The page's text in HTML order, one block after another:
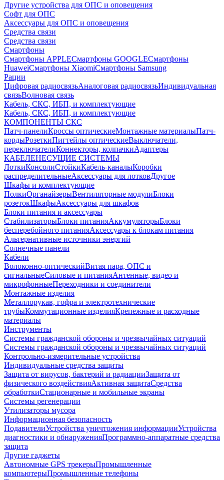
Другие устройства для ОПС и оповещения
Софт для ОПС
Аксессуары для ОПС и оповещения
Средства связи
Средства связи
Смартфоны
Смартфоны APPLEСмартфоны GOOGLEСмартфоны
HuaweiСмартфоны XiaomiСмартфоны Samsung
Рации
Цифровая радиосвязьАналоговая радиосвязьИндивидуальная
связьВолновая связь
Кабель, СКС, ИБП, и комплектующие
Кабель, СКС, ИБП, и комплектующие
КОМПОНЕНТЫ СКС
Патч-панелиКроссы оптическиеМонтажные материалыПатч-
кордыРозеткиПигтейлы оптическиеВыключатели,
переключателиКоннекторы, колпачкиАдаптеры
КАБЕЛЕНЕСУЩИЕ СИСТЕМЫ
ЛоткиКонсолиСтойкиКабель-каналыКоробки
распределительныеАксессуары для лотковДругое
Шкафы и комплектующие
ПолкиОрганайзерыВентиляторные модулиБлоки
розетокШкафыАксессуары для шкафов
Блоки питания и аксессуары
СтабилизаторыБлоки питанияАккумуляторыБлоки
бесперебойного питанияАксессуары к блокам питания
Альтернативные источники энергий
Солнечные панели
Кабели
Волоконно-оптическийВитая пара, ОПС и
сигнальныеСиловые и питанияАнтенные, видео и
микрофонныеПереходники и соединители
Монтажные изделия
Металлорукав, гофра и электротехнические
трубыКоммутационные изделияКрепежные и расходные
материалы
Инструменты
Системы гражданской обороны и чрезвычайных ситуаций
Системы гражданской обороны и чрезвычайных ситуаций
Контрольно-измерительные устройства
Индивидуальные средства защиты
Защита от вирусов, бактерий и радиацииЗащита от
физического воздействияАктивная защитаСредства
обработкиСтационарные и мобильные экраны
Системы регенерации
Утилизаторы мусора
Информационная безопасность
ПодавителиУстройства уничтожения информацииУстройства
диагностики и обнаруженияПрограммно-аппаратные средства
защита
Другие гаджеты
Автономные GPS трекерыПромышленные
компьютерыПромышленные телефоны